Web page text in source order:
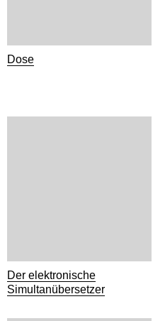
Dose
Der elektronische
Simultanübersetzer